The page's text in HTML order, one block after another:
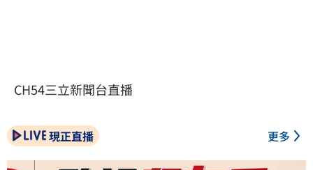
CH54三立新聞台直播
現正直播 更多